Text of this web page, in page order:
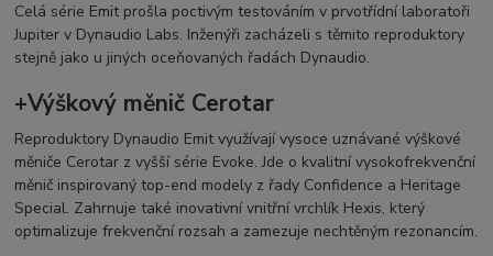
Celá série Emit prošla poctivým testováním v prvotřídní laboratoři
Jupiter v Dynaudio Labs. Inženýři zacházeli s těmito reproduktory
stejně jako u jiných oceňovaných řadách Dynaudio.
+Výškový měnič Cerotar
Reproduktory Dynaudio Emit využívají vysoce uznávané výškové
měniče Cerotar z vyšší série Evoke. Jde o kvalitní vysokofrekvenční
měnič inspirovaný top-end modely z řady Confidence a Heritage
Special. Zahrnuje také inovativní vnitřní vrchlík Hexis, který
optimalizuje frekvenční rozsah a zamezuje nechtěným rezonancím.